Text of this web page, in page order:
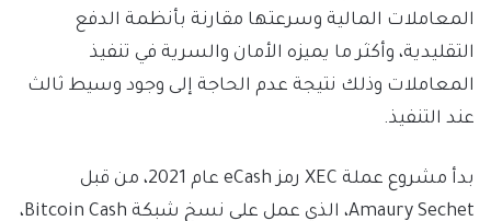
المعاملات المالية وسرعتها مقارنة بأنظمة الدفع
التقليدية، وأكثر ما يميزه الأمان والسرية في تنفيذ
المعاملات وذلك نتيجة عدم الحاجة إلى وجود وسيط ثالث
عند التنفيذ.
بدأ مشروع عملة XEC رمز eCash عام 2021، من قبل
Amaury Sechet، الذي عمل على نسخ شبكة Bitcoin Cash،